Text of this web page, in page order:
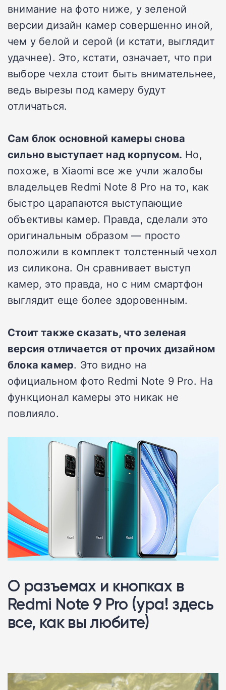
внимание на фото ниже, у зеленой
версии дизайн камер совершенно иной,
чем у белой и серой (и кстати, выглядит
удачнее). Это, кстати, означает, что при
выборе чехла стоит быть внимательнее,
ведь вырезы под камеру будут
отличаться.
Сам блок основной камеры снова
сильно выступает над корпусом. Но,
похоже, в Xiaomi все же учли жалобы
владельцев Redmi Note 8 Pro на то, как
быстро царапаются выступающие
объективы камер. Правда, сделали это
оригинальным образом — просто
положили в комплект толстенный чехол
из силикона. Он сравнивает выступ
камер, это правда, но с ним смартфон
выглядит еще более здоровенным.
Стоит также сказать, что зеленая
версия отличается от прочих дизайном
блока камер. Это видно на
официальном фото Redmi Note 9 Pro. На
функционал камеры это никак не
повлияло.
О разъемах и кнопках в
Redmi Note 9 Pro (ура! здесь
все, как вы любите)